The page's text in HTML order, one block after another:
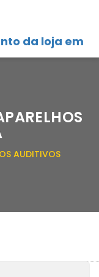
da loja em
AUDITIVOS